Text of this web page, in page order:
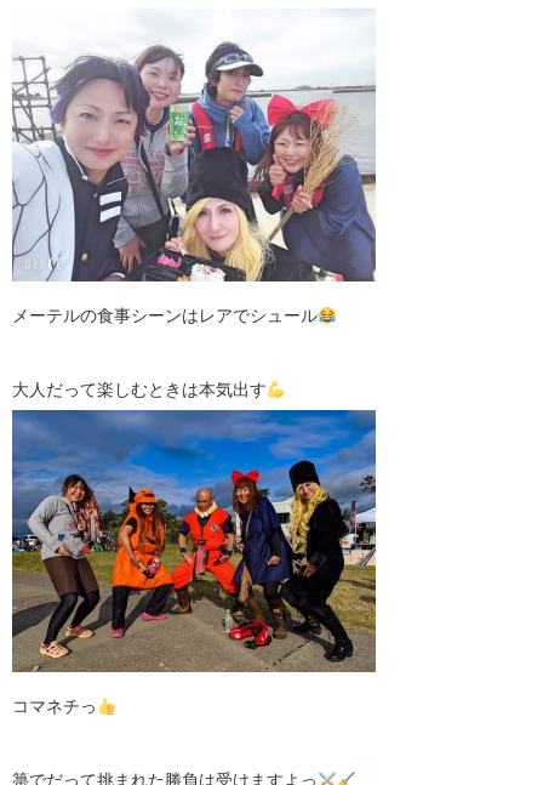
メーテルの食事シーンはレアでシュール
大人だって楽しむときは本気出す
コマネチっ
箒でだって挑まれた勝負は受けますよっ